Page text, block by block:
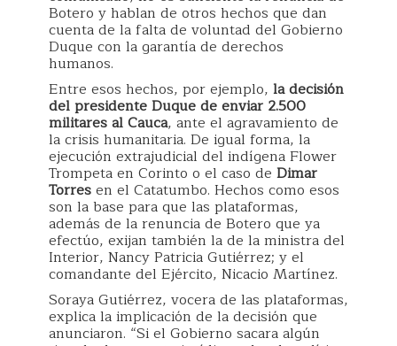
Botero y hablan de otros hechos que dan
cuenta de la falta de voluntad del Gobierno
Duque con la garantía de derechos
humanos.
Entre esos hechos, por ejemplo, la decisión
del presidente Duque de enviar 2.500
militares al Cauca, ante el agravamiento de
la crisis humanitaria. De igual forma, la
ejecución extrajudicial del indígena Flower
Trompeta en Corinto o el caso de Dimar
Torresen el Catatumbo. Hechos como esos
son la base para que las plataformas,
además de la renuncia de Botero que ya
efectúo, exijan también la de la ministra del
Interior, Nancy Patricia Gutiérrez; y el
comandante del Ejército, Nicacio Martínez.
Soraya Gutiérrez, vocera de las plataformas,
explica la implicación de la decisión que
anunciaron. “Si el Gobierno sacara algún